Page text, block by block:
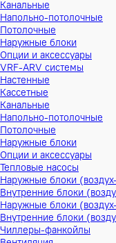
Кассетные
Канальные
Напольно-потолочные
Потолочные
Наружные блоки
Опции и аксессуары
VRF-ARV системы
Настенные
Кассетные
Канальные
Напольно-потолочные
Потолочные
Наружные блоки
Опции и аксессуары
Тепловые насосы
Наружные блоки
Внутренние блоки